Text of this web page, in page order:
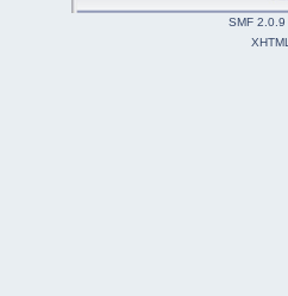
SMF 2.0.9